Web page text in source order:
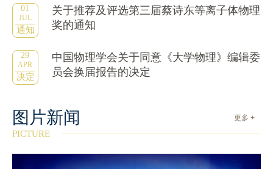
01
JUL
通知
关于推荐及评选第三届蔡诗东等离子体物理
奖的通知
29
APR
决定
中国物理学会关于同意《大学物理》编辑委
员会换届报告的决定
更多 +
图片新闻
PICTURE